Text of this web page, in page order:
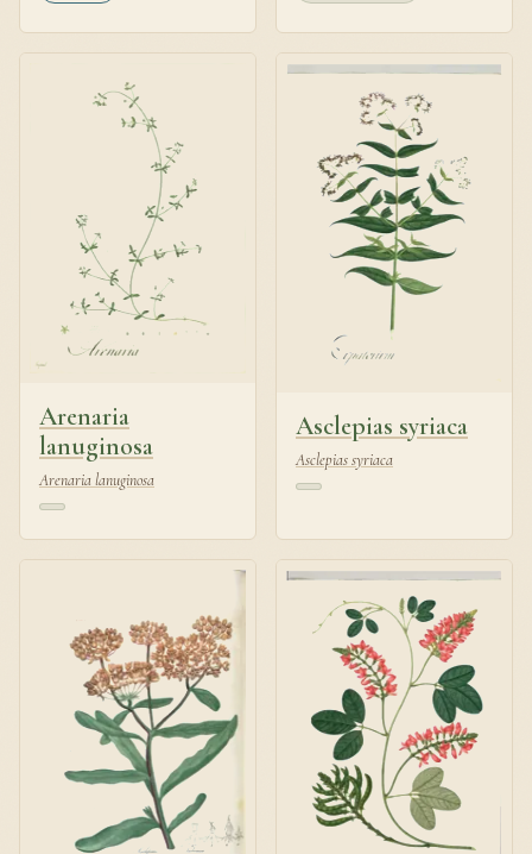
Arenaria
lanuginosa
Arenaria lanuginosa
Asclepias syriaca
Asclepias syriaca